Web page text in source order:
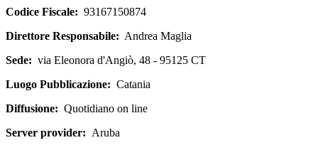
Codice Fiscale: 93167150874
Direttore Responsabile: Andrea Maglia
Sede: via Eleonora d'Angiò, 48 - 95125 CT
Luogo Pubblicazione: Catania
Diffusione: Quotidiano on line
Server provider: Aruba